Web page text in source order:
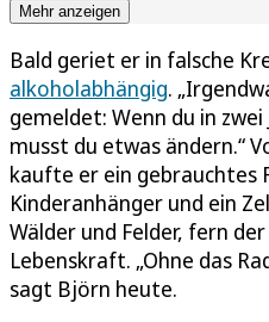
Mehr anzeigen
Bald geriet er in falsche
alkoholabhängig.
gemeldet: Wenn du in
musst du etwas ändern.“
kaufte er ein gebrauchtes
Kinderanhänger und ein
Wälder und Felder, fern
Lebenskraft. „Ohne das
sagt Björn heute.